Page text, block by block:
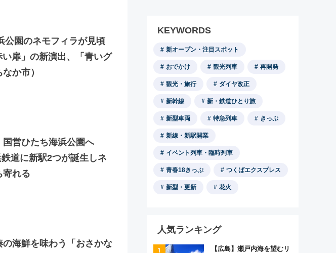
公園のネモフィラが見頃
扉」の新演出、「青いグ
か市）
営ひたち海浜公園へ
道に新駅2つが誕生しネ
寄れる
海鮮を味わう「おさかな
KEYWORDS
新オープン・注目スポット
おでかけ 観光列車 再開発
観光・旅行 ダイヤ改正
新幹線 新・鉄道ひとり旅
新型車両 特急列車 きっぷ
新線・新駅開業
イベント列車・臨時列車
青春18きっぷ つくばエクスプレス
新型・更新 花火
人気ランキング
【広島】瀬戸内海を望むリ